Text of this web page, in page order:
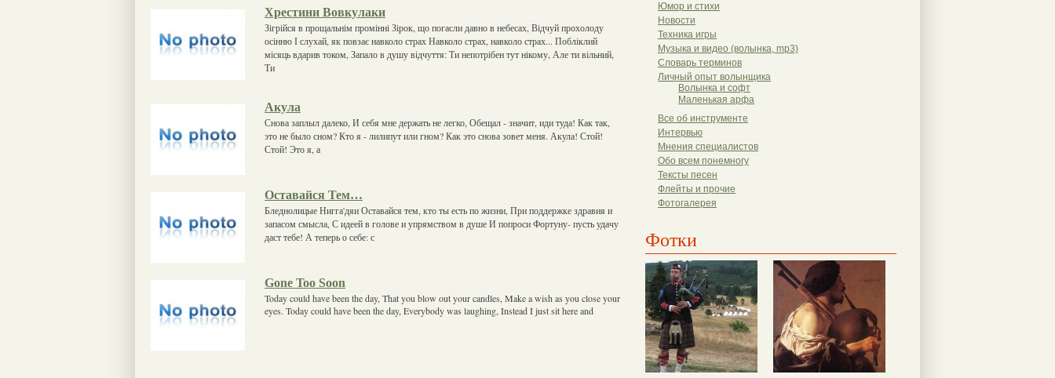
Юмор и стихи
Новости
Техника игры
Музыка и видео (волынка, mp3)
Словарь терминов
Личный опыт волынщика
Волынка и софт
Маленькая арфа
Все об инструменте
Интервью
Мнения специалистов
Обо всем понемногу
Тексты песен
Флейты и прочие
Фотогалерея
Фотки
Хрестини Вовкулаки
Зігрійся в прощальнім промінні Зірок, що погасли давно в небесах, Відчуй прохолоду
осінню І слухай, як повзає навколо страх Навколо страх, навколо страх... Побліклий
місяць вдарив током, Запало в душу відчуття: Ти непотрібен тут нікому, Але ти вільний,
Ти
Акула
Снова заплыл далеко, И себя мне держать не легко, Обещал - значит, иди туда! Как так,
это не было сном? Кто я - лилипут или гном? Как это снова зовет меня. Акула! Стой!
Стой! Это я, а
Оставайся Тем…
Бледнолицые Нигга'дяи Оставайся тем, кто ты есть по жизни, При поддержке здравия и
запасом смысла, С идеей в голове и упрямством в душе И попроси Фортуну- пусть удачу
даст тебе! А теперь о себе: с
Gone Too Soon
Today could have been the day, That you blow out your candles, Make a wish as you close your
eyes. Today could have been the day, Everybody was laughing, Instead I just sit here and